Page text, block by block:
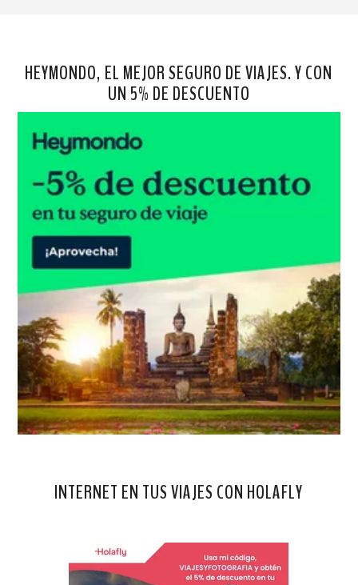
HEYMONDO, EL MEJOR SEGURO DE VIAJES. Y CON
UN 5% DE DESCUENTO
INTERNET EN TUS VIAJES CON HOLAFLY